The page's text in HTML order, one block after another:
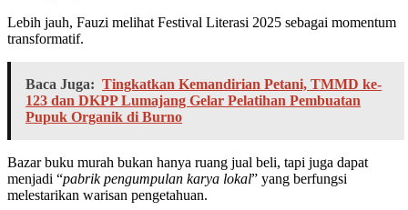
Lebih jauh, Fauzi melihat Festival Literasi 2025 sebagai momentum
transformatif.
Baca Juga: Tingkatkan Kemandirian Petani, TMMD ke-
123 dan DKPP Lumajang Gelar Pelatihan Pembuatan
Pupuk Organik di Burno
Bazar buku murah bukan hanya ruang jual beli, tapi juga dapat
menjadi “pabrik pengumpulan karya lokal” yang berfungsi
melestarikan warisan pengetahuan.